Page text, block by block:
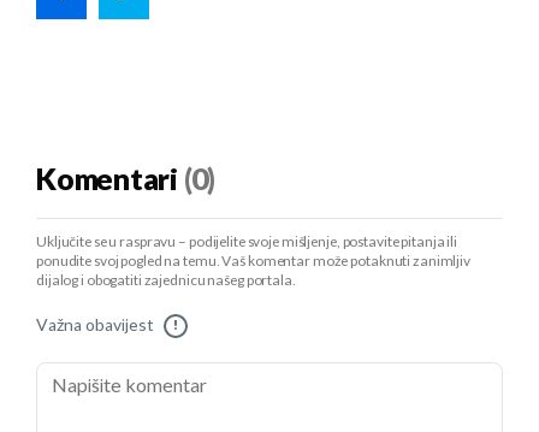
Komentari (0)
Uključite se u raspravu – podijelite svoje mišljenje, postavite pitanja ili
ponudite svoj pogled na temu. Vaš komentar može potaknuti zanimljiv
dijalog i obogatiti zajednicu našeg portala.
Važna obavijest !